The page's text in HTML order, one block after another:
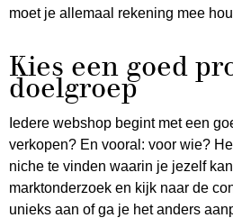
moet je allemaal rekening mee
Kies een goed
doelgroep
Iedere webshop begint met een
verkopen? En vooral: voor wie?
niche te vinden waarin je jezelf
marktonderzoek en kijk naar de
unieks aan of ga je het anders